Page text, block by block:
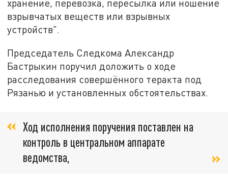
хранение, перевозка, пересылка или ношение
взрывчатых веществ или взрывных
устройств".
Председатель Следкома Александр
Бастрыкин поручил доложить о ходе
расследования совершённого теракта под
Рязанью и установленных обстоятельствах.
Ход исполнения поручения поставлен на
контроль в центральном аппарате
ведомства,